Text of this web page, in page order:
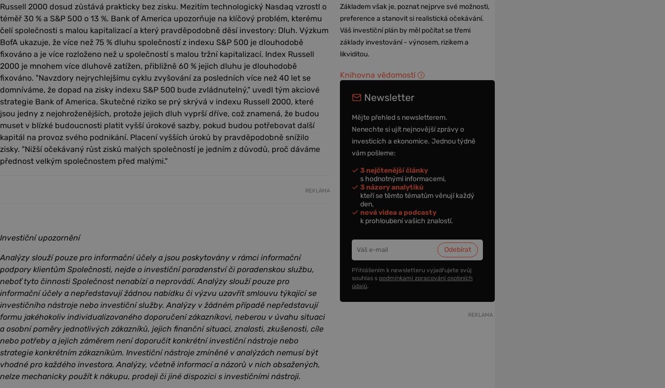
Russell 2000 dosud zůstává prakticky bez zisku. Mezitím technologický Nasdaq vzrostl o
téměř 30 % a S&P 500 o 13 %. Bank of America upozorňuje na klíčový problém, kterému
čelí společnosti s malou kapitalizací a který pravděpodobně děsí investory: Dluh. Výzkum
BofA ukazuje, že více než 75 % dluhu společností z indexu S&P 500 je dlouhodobě
fixováno a je více rozloženo než u společností s malou tržní kapitalizací. Index Russell
2000 je mnohem více dluhově zatížen, přibližně 60 % jejich dluhu je dlouhodobě
fixováno. "Navzdory nejrychlejšímu cyklu zvyšování za posledních více než 40 let se
domníváme, že dopad na zisky indexu S&P 500 bude zvládnutelný," uvedl tým akciové
strategie Bank of America. Skutečné riziko se prý skrývá v indexu Russell 2000, které
jsou jedny z nejohroženějších, protože jejich dluh vyprší dříve, což znamená, že budou
muset v blízké budoucnosti platit vyšší úrokové sazby, pokud budou potřebovat další
kapitál na provoz svého podnikání. Placení vyšších úroků by pravděpodobně snížilo
zisky. "Nižší očekávaný růst zisků malých společností je jedním z důvodů, proč dáváme
přednost velkým společnostem před malými."
REKLAMA
Investiční upozornění
Analýzy slouží pouze pro informační účely a jsou poskytovány v rámci informační
podpory klientům Společnosti, nejde o investiční poradenství či poradenskou službu,
neboť tyto činnosti Společnost nenabízí a neprovádí. Analýzy slouží pouze pro
informační účely a nepředstavují žádnou nabídku či výzvu uzavřít smlouvu týkající se
investičního nástroje nebo investiční služby. Analýzy v žádném případě nepředstavují
formu jakéhokoliv individualizovaného doporučení zákazníkovi, neberou v úvahu situaci
a osobní poměry jednotlivých zákazníků, jejich finanční situaci, znalosti, zkušenosti, cíle
nebo potřeby a jejich záměrem není doporučit konkrétní investiční nástroje nebo
strategie konkrétním zákazníkům. Investiční nástroje zmíněné v analýzách nemusí být
vhodné pro každého investora. Analýzy, včetně informací a názorů v nich obsažených,
nelze mechanicky použít k nákupu, prodeji či jiné dispozici s investičními nástroji.
Základem však je, poznat nejprve své možnosti,
preference a stanovit si realistická očekávání.
Váš investiční plán by měl počítat se třemi
základy investování - výnosem, rizikem a
likviditou.
Knihovna vědomostí
Newsletter
Mějte přehled s newsletterem.
Nenechte si ujít nejnovější zprávy o
investicích a ekonomice. Jednou týdně
vám pošleme:
3 nejčtenější články
s hodnotnými informacemi,
3 názory analytiků
kteří se těmto tématům věnují každý
den,
nová videa a podcasty
k prohloubení vašich znalostí.
Přihlášením k newsletteru vyjadřujete svůj
souhlas s podmínkami zpracování osobních
údajů.
REKLAMA